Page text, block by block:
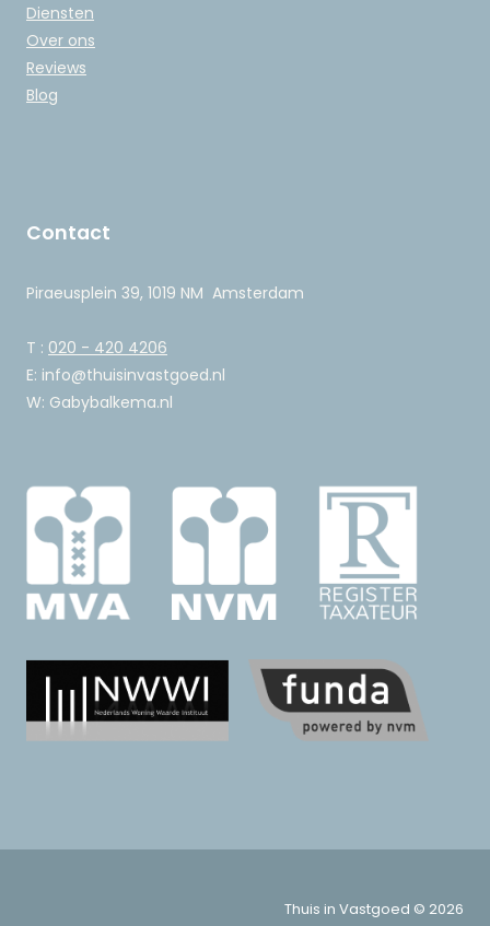
Diensten
Over ons
Reviews
Blog
Contact
Piraeusplein 39, 1019 NM Amsterdam
T : 020 - 420 4206
E: info@thuisinvastgoed.nl
W: Gabybalkema.nl
Thuis in Vastgoed © 2026